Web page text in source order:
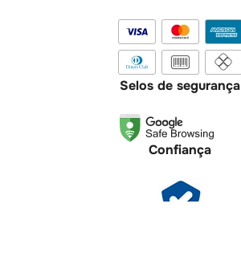
Selos de segurança
Confiança